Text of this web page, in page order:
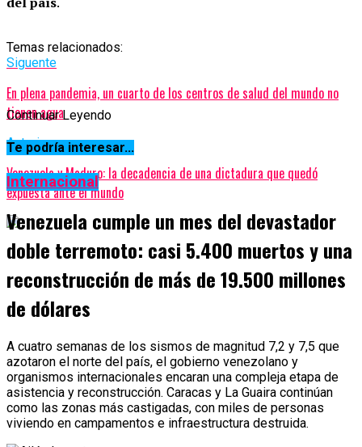
Temas relacionados:
Siguente
En plena pandemia, un cuarto de los centros de salud del mundo no
tienen agua
Anterior
Venezuela y Maduro: la decadencia de una dictadura que quedó
expuesta ante el mundo
Continuar Leyendo
Te podría interesar...
Internacional
Venezuela cumple un mes del devastador
doble terremoto: casi 5.400 muertos y una
reconstrucción de más de 19.500 millones
de dólares
A cuatro semanas de los sismos de magnitud 7,2 y 7,5 que
azotaron el norte del país, el gobierno venezolano y
organismos internacionales encaran una compleja etapa de
asistencia y reconstrucción. Caracas y La Guaira continúan
como las zonas más castigadas, con miles de personas
viviendo en campamentos e infraestructura destruida.